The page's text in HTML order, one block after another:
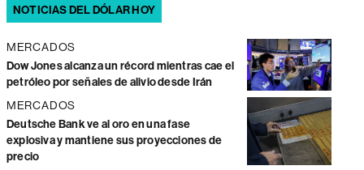
NOTICIAS DEL DÓLAR HOY
MERCADOS
Dow Jones alcanza un récord mientras cae el
petróleo por señales de alivio desde Irán
MERCADOS
Deutsche Bank ve al oro en una fase
explosiva y mantiene sus proyecciones de
precio